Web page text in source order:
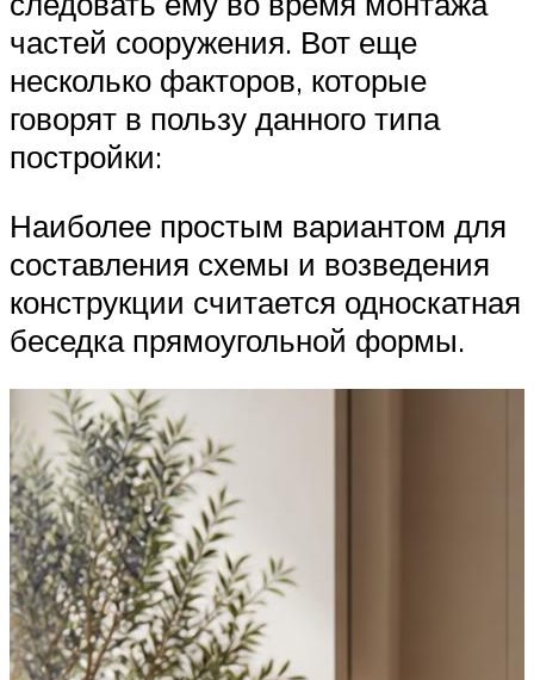
частей сооружения. Вот еще
несколько факторов, которые
говорят в пользу данного типа
постройки:
Наиболее простым вариантом для
составления схемы и возведения
конструкции считается односкатная
беседка прямоугольной формы.